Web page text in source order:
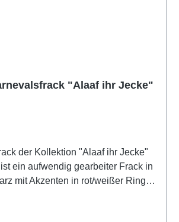
"Alaaf ihr Jecke"
der Kollektion "Alaaf ihr Jecke"
ein aufwendig gearbeiter Frack in
mit Akzenten in rot/weißer Ringel-